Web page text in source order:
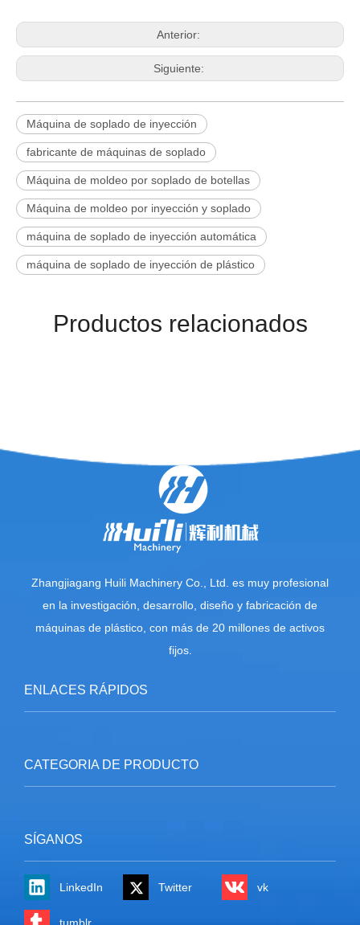
Anterior:
Siguiente:
Máquina de soplado de inyección
fabricante de máquinas de soplado
Máquina de moldeo por soplado de botellas
Máquina de moldeo por inyección y soplado
máquina de soplado de inyección automática
máquina de soplado de inyección de plástico
Productos relacionados
Zhangjiagang Huili Machinery Co., Ltd. es muy profesional
en la investigación, desarrollo, diseño y fabricación de
máquinas de plástico, con más de 20 millones de activos
fijos.
ENLACES RÁPIDOS
CATEGORIA DE PRODUCTO
SÍGANOS
LinkedIn Twitter vk
tumblr